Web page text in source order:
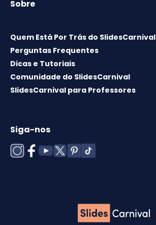
Sobre
Quem Está Por Trás do SlidesCarnival
Perguntas Frequentes
Dicas e Tutoriais
Comunidade do SlidesCarnival
SlidesCarnival para Professores
Siga-nos